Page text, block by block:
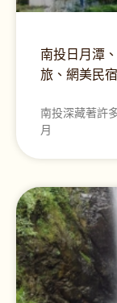
南投日月潭
旅、網美民
南投深藏著許
月